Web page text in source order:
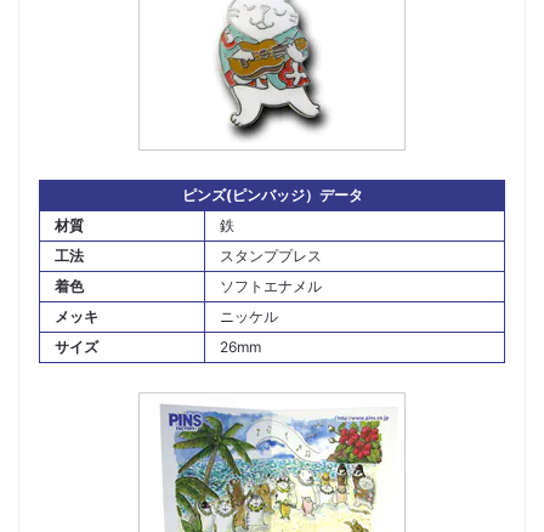
ピンズ(ピンバッジ）データ
材質
鉄
工法
スタンププレス
着色
ソフトエナメル
メッキ
ニッケル
サイズ
26mm